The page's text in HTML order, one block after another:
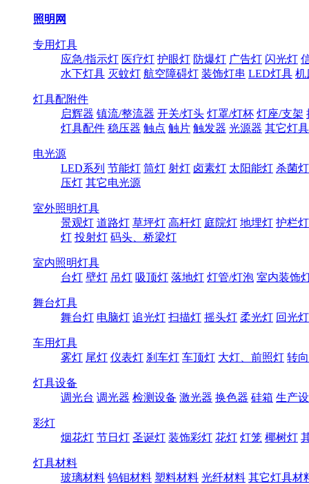
照明网
专用灯具
应急/指示灯 医疗灯 护眼灯 防爆灯 广告灯 闪光灯
水下灯具 灭蚊灯 航空障碍灯 装饰灯串 LED灯具 机
灯具配附件
启辉器 镇流/整流器 开关/灯头 灯罩/灯杯 灯座/支架
灯具配件 稳压器 触点 触片 触发器 光源器 其它灯
电光源
LED系列 节能灯 筒灯 射灯 卤素灯 太阳能灯 杀菌灯
压灯 其它电光源
室外照明灯具
景观灯 道路灯 草坪灯 高杆灯 庭院灯 地埋灯 护栏灯
灯 投射灯 码头、桥梁灯
室内照明灯具
台灯 壁灯 吊灯 吸顶灯 落地灯 灯管/灯泡 室内装饰
舞台灯具
舞台灯 电脑灯 追光灯 扫描灯 摇头灯 柔光灯 回光灯
车用灯具
雾灯 尾灯 仪表灯 刹车灯 车顶灯 大灯、前照灯 转
灯具设备
调光台 调光器 检测设备 激光器 换色器 硅箱 生产
彩灯
烟花灯 节日灯 圣诞灯 装饰彩灯 花灯 灯笼 椰树灯
灯具材料
玻璃材料 钨钼材料 塑料材料 光纤材料 其它灯具材